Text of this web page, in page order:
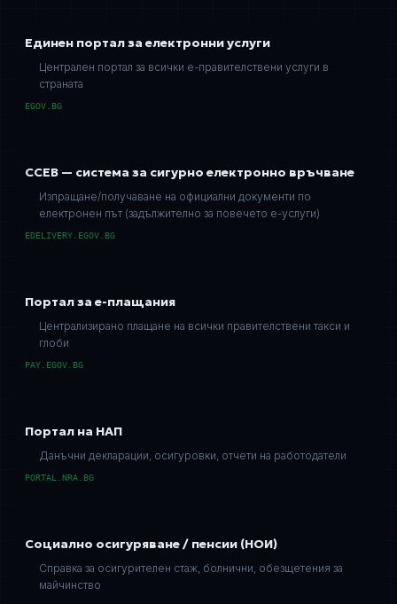
Единен портал за електронни услуги
Централен портал за всички е-правителствени услуги в
страната
EGOV.BG
ССЕВ — система за сигурно електронно връчване
Изпращане/получаване на официални документи по
електронен път (задължително за повечето е-услуги)
EDELIVERY.EGOV.BG
Портал за е-плащания
Централизирано плащане на всички правителствени такси и
глоби
PAY.EGOV.BG
Портал на НАП
Данъчни декларации, осигуровки, отчети на работодатели
PORTAL.NRA.BG
Социално осигуряване / пенсии (НОИ)
Справка за осигурителен стаж, болнични, обезщетения за
майчинство